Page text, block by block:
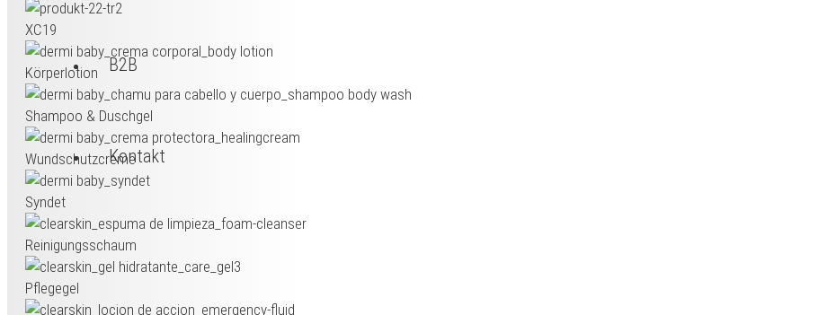
B2B
Kontakt
XC19
Körperlotion
Shampoo & Duschgel
Wundschutzcreme
Syndet
Reinigungsschaum
Pflegegel